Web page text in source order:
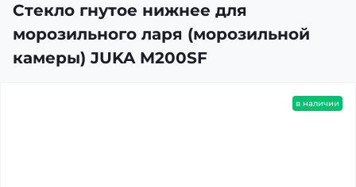
Стекло гнутое нижнее для
морозильного ларя (морозильной
камеры) JUKA M200SF
в наличии